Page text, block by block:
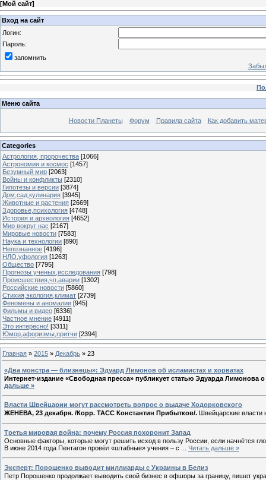
[Мой сайт]
Вход на сайт
Логин:
Пароль:
запомнить
Меню сайта
Новости Планеты Форум Правила сайта Как добавить
Categories
Астрология, пророчества [1066]
Астрономия и космос [1457]
Безумный мир [2063]
Войны и конфликты [2310]
Гипотезы и версии [3874]
Дом,сад,кулинария [3945]
Животные и растения [2669]
Здоровье,психология [4748]
История и археология [4652]
Мир вокруг нас [2167]
Мировые новости [7583]
Наука и технологии [890]
Непознанное [4196]
НЛО,уфология [1263]
Общество [7795]
Прогнозы ученых,исследования [798]
Происшествия,чп,аварии [1302]
Российские новости [5860]
Стихия,экология,климат [2739]
Феномены и аномалии [945]
Фильмы и видео [6336]
Частное мнение [4911]
Это интересно! [3311]
Юмор,афоризмы,притчи [2394]
Главная » 2015 » Декабрь » 23
«Два монстра — близнецы»: Эдуард Лимонов об исламистах и хорватах
Интернет-издание «Свободная пресса» публикует статью Эдуарда
дальше »
Власти Швейцарии могут рассмотреть вопрос о выдаче Ходорковского
ЖЕНЕВА, 23 декабря. /Корр. ТАСС Константин Прибытков/.
Швейцарские
Третья мировая война: почему Россия похоронит Запад
Основные факторы, которые могут решить исход в пользу России, если начнётся
В июне 2014 года Пентагон провёл «штабные» учения – с
Читать дальше »
Эксперт: Порошенко выводит миллиарды с Украины в Белиз
Петр Порошенко продолжает выводить свой бизнес в офшоры за границу, пишет